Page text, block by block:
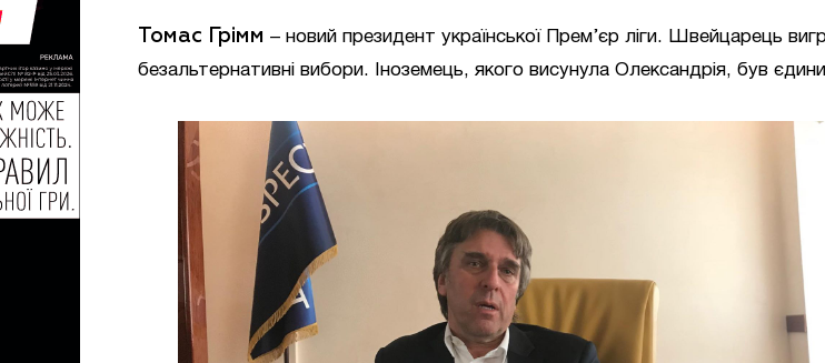
Томас Грімм – новий президент української Прем’єр ліги. Швейцарець
безальтернативні вибори. Іноземець, якого висунула Олександрія, був